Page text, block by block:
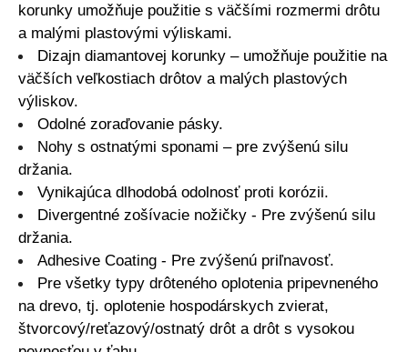
korunky umožňuje použitie s väčšími rozmermi drôtu
a malými plastovými výliskami.
Dizajn diamantovej korunky – umožňuje použitie na
väčších veľkostiach drôtov a malých plastových
výliskov.
Odolné zoraďovanie pásky.
Nohy s ostnatými sponami – pre zvýšenú silu
držania.
Vynikajúca dlhodobá odolnosť proti korózii.
Divergentné zošívacie nožičky - Pre zvýšenú silu
držania.
Adhesive Coating - Pre zvýšenú priľnavosť.
Pre všetky typy drôteného oplotenia pripevneného
na drevo, tj. oplotenie hospodárskych zvierat,
štvorcový/reťazový/ostnatý drôt a drôt s vysokou